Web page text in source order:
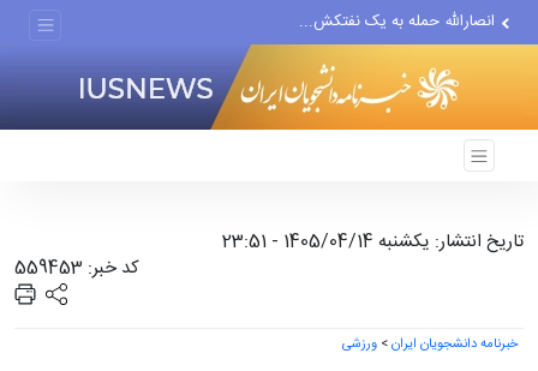
حادثه امنیتی دریایی در جنوب...
لفاظی جدید نتانیاهو علیه ایران
تاریخ انتشار: یکشنبه 1405/04/14 - 23:51
کد خبر: 559453
خبرنامه دانشجویان ایران> ورزشی